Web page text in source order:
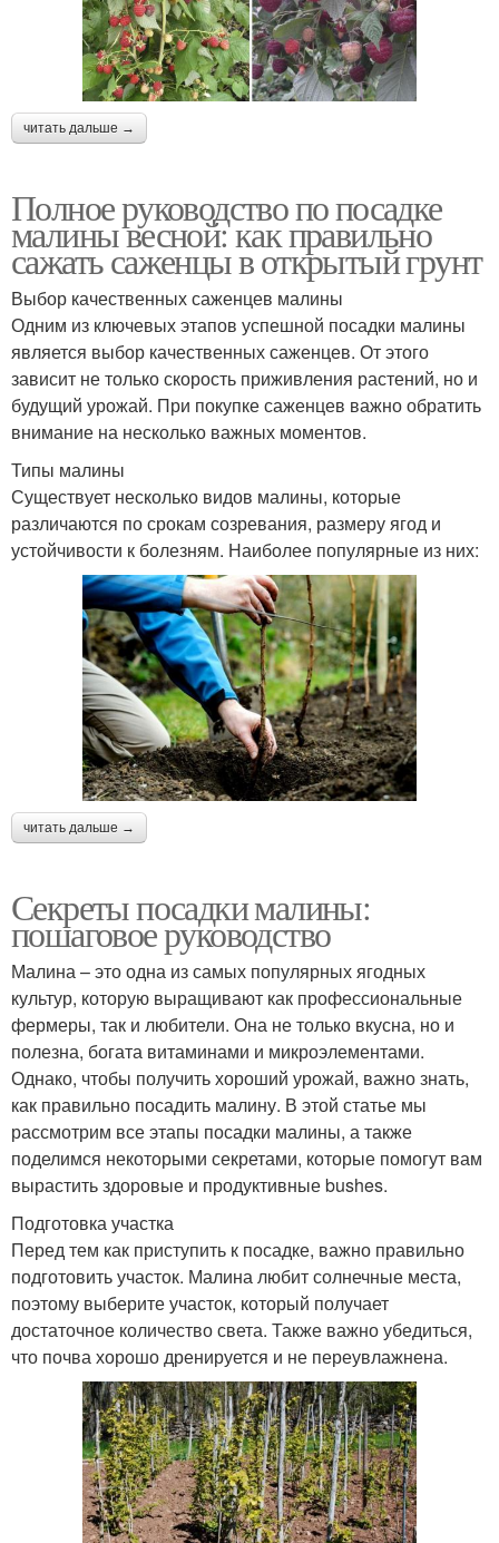
читать дальше →
Полное руководство по посадке
малины весной: как правильно
сажать саженцы в открытый грунт
Выбор качественных саженцев малины
Одним из ключевых этапов успешной посадки малины
является выбор качественных саженцев. От этого
зависит не только скорость приживления растений, но и
будущий урожай. При покупке саженцев важно обратить
внимание на несколько важных моментов.
Типы малины
Существует несколько видов малины, которые
различаются по срокам созревания, размеру ягод и
устойчивости к болезням. Наиболее популярные из них:
читать дальше →
Секреты посадки малины:
пошаговое руководство
Малина – это одна из самых популярных ягодных
культур, которую выращивают как профессиональные
фермеры, так и любители. Она не только вкусна, но и
полезна, богата витаминами и микроэлементами.
Однако, чтобы получить хороший урожай, важно знать,
как правильно посадить малину. В этой статье мы
рассмотрим все этапы посадки малины, а также
поделимся некоторыми секретами, которые помогут вам
вырастить здоровые и продуктивные bushes.
Подготовка участка
Перед тем как приступить к посадке, важно правильно
подготовить участок. Малина любит солнечные места,
поэтому выберите участок, который получает
достаточное количество света. Также важно убедиться,
что почва хорошо дренируется и не переувлажнена.